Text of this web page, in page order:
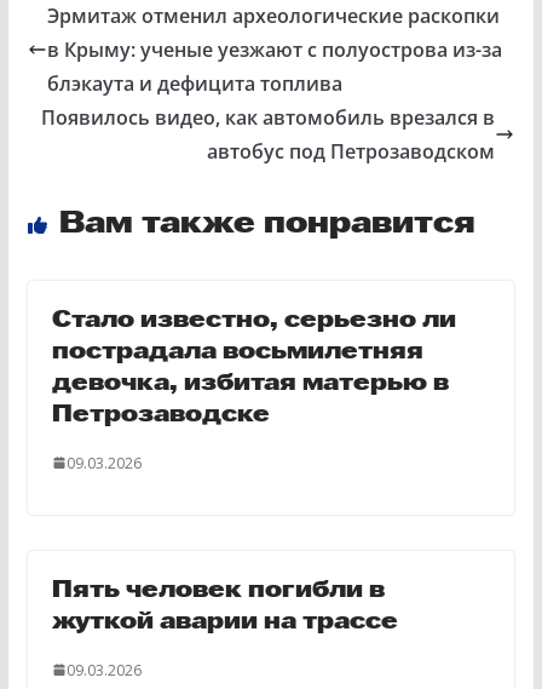
Эрмитаж отменил археологические раскопки
в Крыму: ученые уезжают с полуострова из-за
блэкаута и дефицита топлива
Появилось видео, как автомобиль врезался в
автобус под Петрозаводском
Вам также понравится
Стало известно, серьезно ли
пострадала восьмилетняя
девочка, избитая матерью в
Петрозаводске
09.03.2026
Пять человек погибли в
жуткой аварии на трассе
09.03.2026